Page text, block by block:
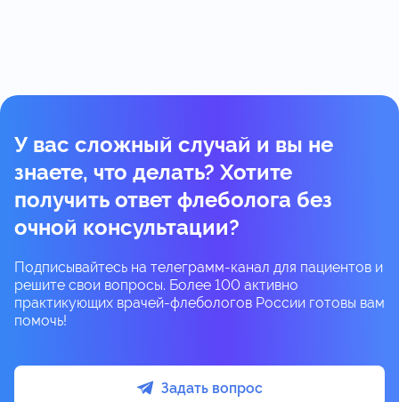
У вас сложный случай и вы не
знаете, что делать? Хотите
получить ответ флеболога без
очной консультации?
Подписывайтесь на телеграмм-канал для пациентов и
решите свои вопросы. Более 100 активно
практикующих врачей-флебологов России готовы вам
помочь!
Задать вопрос